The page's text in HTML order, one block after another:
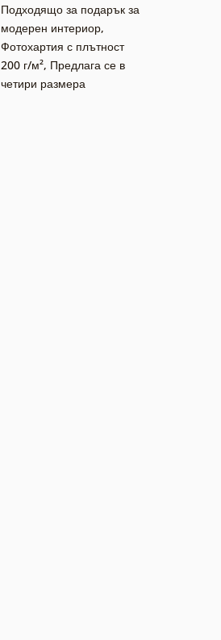
Подходящо за подарък за
модерен интериор,
Фотохартия с плътност
200 г/м², Предлага се в
четири размера